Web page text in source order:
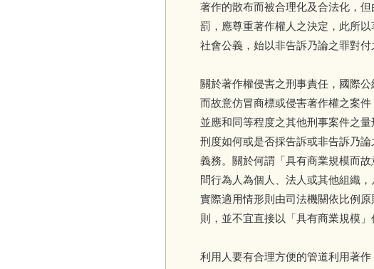
著作的散布而被合理化及合法化，
罰，應尊重著作權人之決定，此所
社會公義，始以非告訴乃論之罪對付
關於著作權侵害之刑事責任，國際
而故意仿冒商標或侵害著作權之案
並應和同等程度之其他刑事案件之
刑度如何或是否採告訴或非告訴乃
義務。關於何謂「具有商業規模而
問行為人為個人、法人或其他組織
實際適用情形則由司法機關依比例
則，並不宜直接以「具有商業規模」
利用人要有合理方便的管道利用著